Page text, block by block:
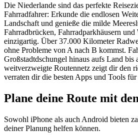
Die Niederlande sind das perfekte
Fahrradfahrer: Erkunde die endlosen
Landschaft und genieße die milde
Fahrradbrücken, Fahrradparkhäusern
einzigartig. Über 37.000 Kilometer
ohne Probleme von A nach B kommst.
Großstadtdschungel hinaus aufs Land bis
weitverzweigte Routennetz zeigt dir den
verraten dir die besten Apps und Tools für
Plane deine Route mit
Sowohl iPhone als auch Android bieten
deiner Planung helfen können.